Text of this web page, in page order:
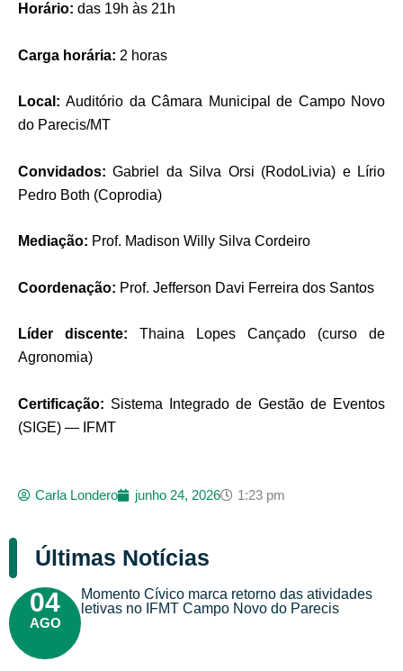
Horário: das 19h às 21h
Carga horária: 2 horas
Local:Auditório da Câmara Municipal de Campo Novo
do Parecis/MT
Convidados:Gabriel da Silva Orsi (RodoLivia) e Lírio
Pedro Both (Coprodia)
Mediação: Prof. Madison Willy Silva Cordeiro
Coordenação: Prof. Jefferson Davi Ferreira dos Santos
Líder discente: Thaina Lopes Cançado (curso de
Agronomia)
Certificação: Sistema Integrado de Gestão de Eventos
(SIGE) — IFMT
Carla Londero junho 24, 2026 1:23 pm
Últimas Notícias
04
AGO
Momento Cívico marca retorno das atividades
letivas no IFMT Campo Novo do Parecis